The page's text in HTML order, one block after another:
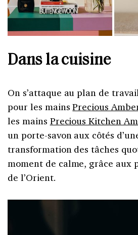
Dans la cuisine
On s’attaque au plan de
pour les mainsPrecious
les mains Precious Kitchen
un porte-savon aux côtés
transformation des tâches
moment de calme, grâce aux
de l’Orient.